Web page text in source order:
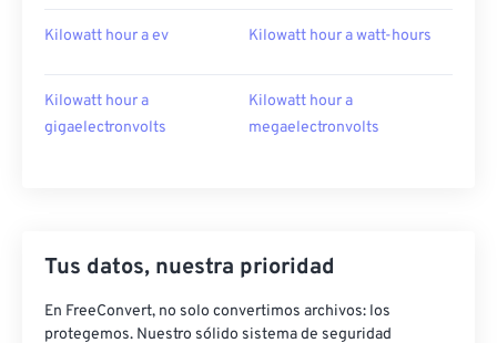
Kilowatt hour a ev Kilowatt hour a watt-hours
Kilowatt hour a
gigaelectronvolts
Kilowatt hour a
megaelectronvolts
Tus datos, nuestra prioridad
En FreeConvert, no solo convertimos archivos: los
protegemos. Nuestro sólido sistema de seguridad